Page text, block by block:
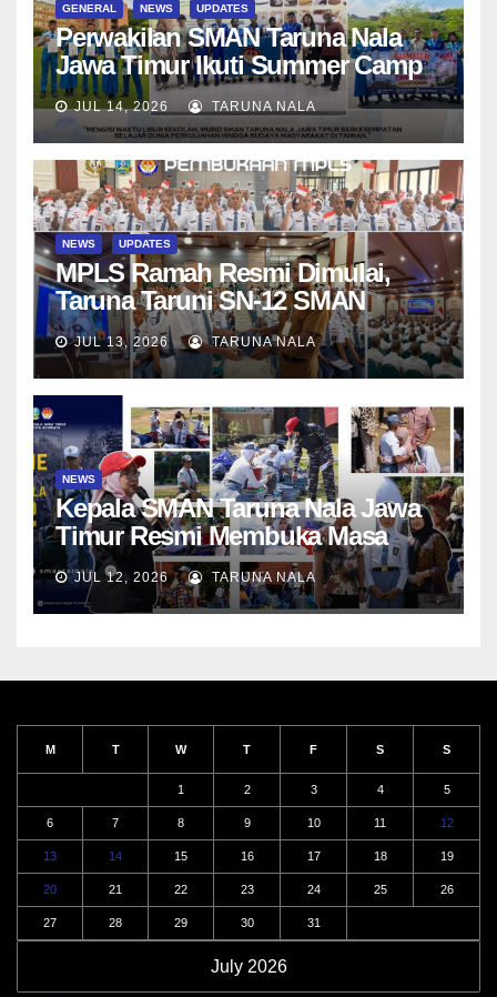
GENERAL NEWS UPDATES
Perwakilan SMAN Taruna Nala
Jawa Timur Ikuti Summer Camp
di Da-Yeh University, Taiwan
JUL 14, 2026 TARUNA NALA
NEWS UPDATES
MPLS Ramah Resmi Dimulai,
Taruna Taruni SN-12 SMAN
Taruna Nala Jawa Timur Siap
Menjalani Tahun Ajaran Baru
JUL 13, 2026 TARUNA NALA
NEWS
Kepala SMAN Taruna Nala Jawa
Timur Resmi Membuka Masa
Penerimaan Taruna Baru SN-12
JUL 12, 2026 TARUNA NALA
July 2026
M T W T F S S
1 2 3 4 5
6 7 8 9 10 11 12
13 14 15 16 17 18 19
20 21 22 23 24 25 26
27 28 29 30 31